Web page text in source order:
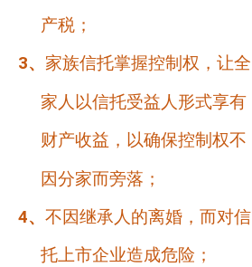
产税；
3、 家族信托掌握控制权，让全
家人以信托受益人形式享有
财产收益，以确保控制权不
因分家而旁落；
4、 不因继承人的离婚，而对信
托上市企业造成危险；